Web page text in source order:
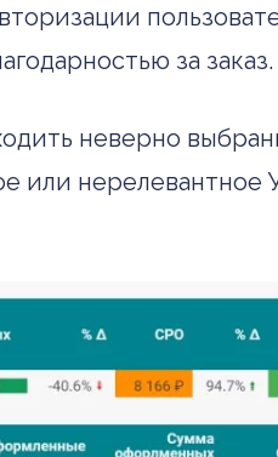
за заказ.
неверно
или нерелевантное